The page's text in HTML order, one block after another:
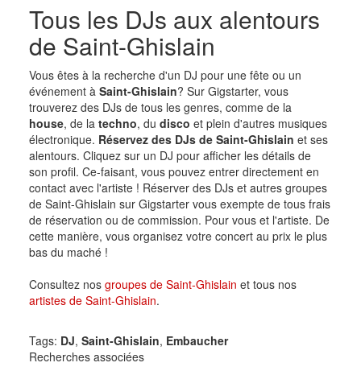
Tous les DJs aux alentours
de Saint-Ghislain
Vous êtes à la recherche d'un DJ pour une fête ou un
événement à Saint-Ghislain? Sur Gigstarter, vous
trouverez des DJs de tous les genres, comme de la
house, de la techno, du disco et plein d'autres musiques
électronique. Réservez des DJs de Saint-Ghislain et ses
alentours. Cliquez sur un DJ pour afficher les détails de
son profil. Ce-faisant, vous pouvez entrer directement en
contact avec l'artiste ! Réserver des DJs et autres groupes
de Saint-Ghislain sur Gigstarter vous exempte de tous frais
de réservation ou de commission. Pour vous et l'artiste. De
cette manière, vous organisez votre concert au prix le plus
bas du maché !
Consultez nos groupes de Saint-Ghislain et tous nos
artistes de Saint-Ghislain.
Tags: DJ, Saint-Ghislain, Embaucher
Recherches associées